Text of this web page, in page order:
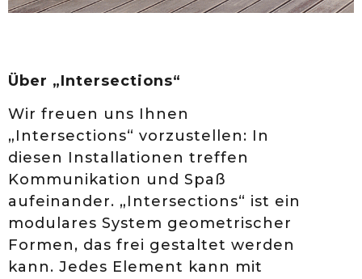
Über „Intersections“
Wir freuen uns Ihnen
„Intersections“ vorzustellen: In
diesen Installationen treffen
Kommunikation und Spaß
aufeinander. „Intersections“ ist ein
modulares System geometrischer
Formen, das frei gestaltet werden
kann. Jedes Element kann mit